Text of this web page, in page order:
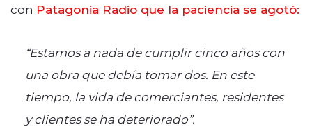
con Patagonia Radio que la paciencia se agotó:
“Estamos a nada de cumplir cinco años con
una obra que debía tomar dos. En este
tiempo, la vida de comerciantes, residentes
y clientes se ha deteriorado”.